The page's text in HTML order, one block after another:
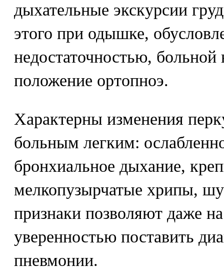
дыхательные экскурсии
этого при одышке,
недостаточностью, больной
положение ортопноэ.
Характерны изменения
больным легким:
бронхиальное дыхание,
мелкопузырчатые хрипы,
признаки позволяют даже
уверенностью поставить
пневмонии.